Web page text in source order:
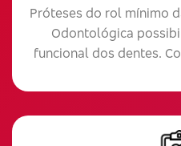
Próteses do rol mínimo
Odontológica
funcional dos dentes.